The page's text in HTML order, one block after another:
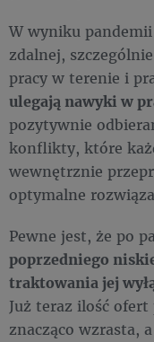
W wyniku
zdalnej,
pracy w terenie i
ulegają nawyki w
pozytywnie
konflikty, które
wewnętrznie
optymalne
Pewne jest, że po
poprzedniego
traktowania jej
Już teraz ilość
znacząco wzrasta,